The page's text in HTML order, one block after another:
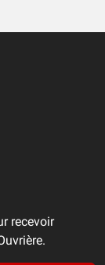
recevoir